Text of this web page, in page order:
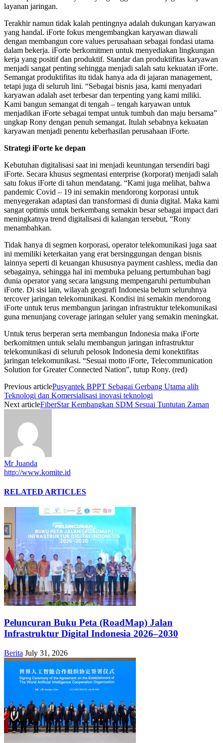
layanan jaringan.
Terakhir namun tidak kalah pentingnya adalah dukungan karyawan
yang handal. iForte fokus mengembangkan karyawan diawali
dengan membangun core values perusahaan sebagai fondasi utama
dalam bekerja. iForte berkomitmen untuk menyediakan lingkungan
kerja yang positif dan produktif. Standar dan produktifitas karyawan
menjadi sangat penting sehingga menjadi salah satu kekuatan iForte.
Semangat produktifitas itu tidak hanya ada di jajaran management,
tetapi juga di seluruh lini. “Sebagai bisnis jasa, kami menyadari
karyawan adalah aset terbesar dan terpenting yang kami miliki.
Kami bangun semangat di tengah – tengah karyawan untuk
menjadikan iForte sebagai tempat untuk tumbuh dan maju bersama”
ungkap Rony dengan penuh semangat. Itulah sebabnya kekuatan
karyawan menjadi penentu keberhasilan perusahaan iForte.
Strategi iForte ke depan
Kebutuhan digitalisasi saat ini menjadi keuntungan tersendiri bagi
iForte. Secara khusus segmentasi enterprise (korporat) menjadi salah
satu fokus iForte di tahun mendatang. “Kami juga melihat, bahwa
pandemic Covid – 19 ini semakin mendorong korporasi untuk
menyegerakan adaptasi dan transformasi di dunia digital. Maka kami
sangat optimis untuk berkembang semakin besar sebagai impact dari
meningkatnya trend digitalisasi di kalangan tersebut, “Rony
menambahkan.
Tidak hanya di segmen korporasi, operator telekomunikasi juga saat
ini memiliki keterkaitan yang erat bersinggungan dengan bisnis
lainnya seperti di keuangan khususnya payment cashless, media dan
sebagainya, sehingga hal ini membuka peluang pertumbuhan bagi
dunia operator yang secara langsung mempengaruhi pertumbuhan
iForte. Di sisi lain, wilayah geografi Indonesia belum seluruhnya
tercover jaringan telekomunikasi. Kondisi ini semakin mendorong
iForte untuk terus membangun jaringan infrastruktur telekomunikasi
guna menunjang coverage jaringan seluler yang semakin meningkat.
Untuk terus berperan serta membangun Indonesia maka iForte
berkomitmen untuk selalu membangun jaringan infrastruktur
telekomunikasi di seluruh pelosok Indonesia demi konektifitas
jaringan telekomunikasi. “Sesuai motto iForte, Telecommunication
Solution for Greater Connected Nation”, tutup Rony. (red)
Previous articlePusyantek BPPT Sebagai Gerbang Utama alih
Teknologi dan Komersialisasi inovasi teknologi
Next articleFiberStar Kembangkan SDM Sesuai Tuntutan Zaman
Mr Juanda
http://www.komite.id
RELATED ARTICLES
Peluncuran Buku Peta (RoadMap) Jalan
Infrastruktur Digital Indonesia 2026–2030
Berita July 31, 2026